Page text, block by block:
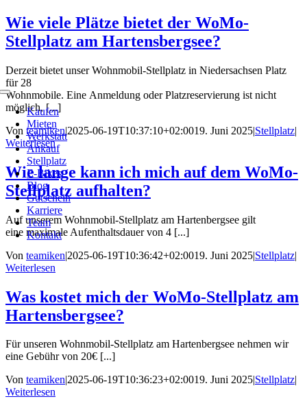
Zum
Inhalt
springen
Toggle
NavigationKaufen
Mieten
Werkstatt
Ankauf
Stellplatz
E-Bikes
Blog
Gutschein
Karriere
Team
Kontakt
Wie viele Plätze bietet der WoMo-
Stellplatz am Hartensbergsee?
Derzeit bietet unser Wohnmobil-Stellplatz in Niedersachsen Platz
für 28
Wohnmobile. Eine Anmeldung oder Platzreservierung ist nicht
möglich, [...]
Von teamiken|2025-06-19T10:37:10+02:0019. Juni 2025|Stellplatz|
Weiterlesen
Wie lange kann ich mich auf dem WoMo-
Stellplatz aufhalten?
Auf unserem Wohnmobil-Stellplatz am Hartenbergsee gilt
eine maximale Aufenthaltsdauer von 4 [...]
Von teamiken|2025-06-19T10:36:42+02:0019. Juni 2025|Stellplatz|
Weiterlesen
Was kostet mich der WoMo-Stellplatz am
Hartensbergsee?
Für unseren Wohnmobil-Stellplatz am Hartenbergsee nehmen wir
eine Gebühr von 20€ [...]
Von teamiken|2025-06-19T10:36:23+02:0019. Juni 2025|Stellplatz|
Weiterlesen